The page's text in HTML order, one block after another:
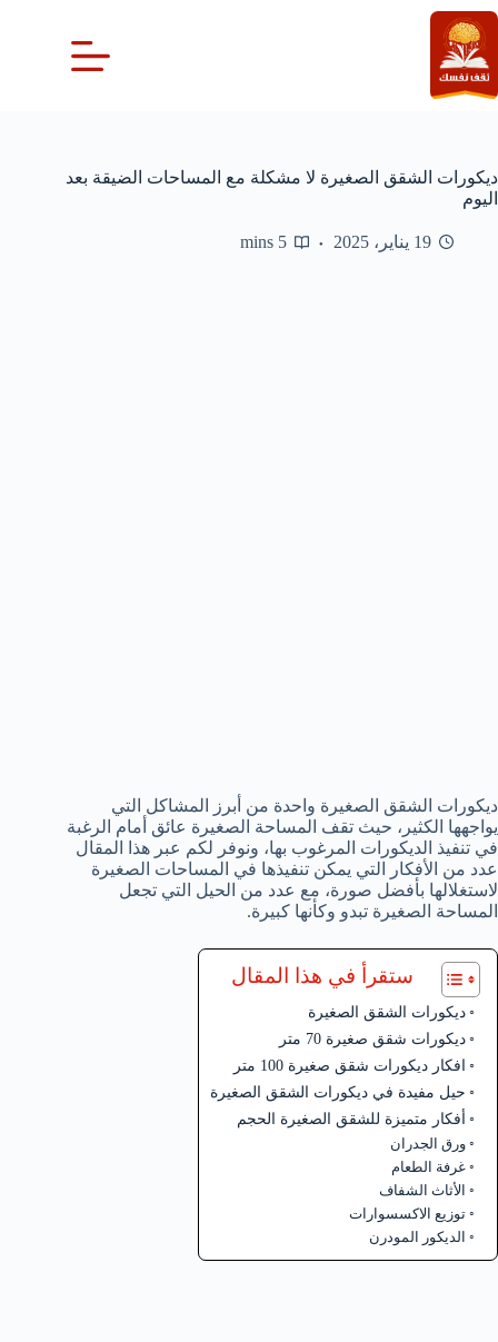
التجاوز
إلى
المحتوى
ديكورات الشقق الصغيرة لا مشكلة مع المساحات الضيقة بعد
اليوم
19 يناير، 2025 5 mins
ديكورات الشقق الصغيرة واحدة من أبرز المشاكل التي
يواجهها الكثير، حيث تقف المساحة الصغيرة عائق أمام الرغبة
في تنفيذ الديكورات المرغوب بها، ونوفر لكم عبر هذا المقال
عدد من الأفكار التي يمكن تنفيذها في المساحات الصغيرة
لاستغلالها بأفضل صورة، مع عدد من الحيل التي تجعل
المساحة الصغيرة تبدو وكأنها كبيرة.
ستقرأ في هذا المقال
ديكورات الشقق الصغيرة
ديكورات شقق صغيرة 70 متر
افكار ديكورات شقق صغيرة 100 متر
حيل مفيدة في ديكورات الشقق الصغيرة
أفكار متميزة للشقق الصغيرة الحجم
ورق الجدران
غرفة الطعام
الأثاث الشفاف
توزيع الاكسسوارات
الديكور المودرن